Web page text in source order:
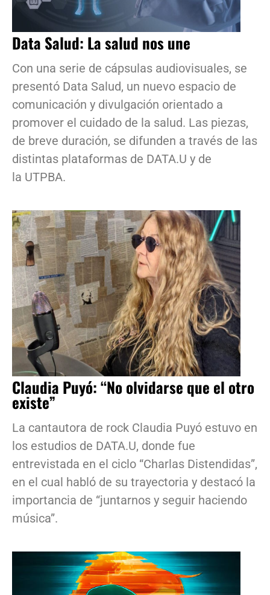
Data Salud: La salud nos une
Con una serie de cápsulas audiovisuales, se
presentó Data Salud, un nuevo espacio de
comunicación y divulgación orientado a
promover el cuidado de la salud. Las piezas,
de breve duración, se difunden a través de las
distintas plataformas de DATA.U y de
la UTPBA.
Claudia Puyó: “No olvidarse que el otro
existe”
La cantautora de rock Claudia Puyó estuvo en
los estudios de DATA.U, donde fue
entrevistada en el ciclo “Charlas Distendidas”,
en el cual habló de su trayectoria y destacó la
importancia de “juntarnos y seguir haciendo
música”.